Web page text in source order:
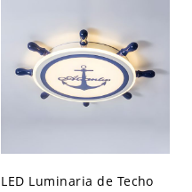
LED Luminaria de Techo